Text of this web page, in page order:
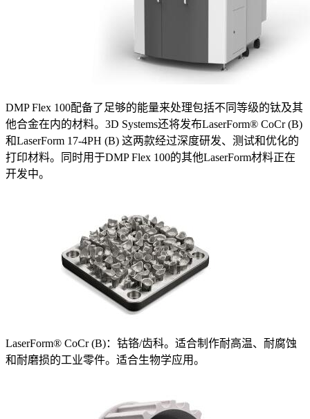
DMP Flex 100配备了足够的能量来处理包括不同等级的钛及其
他合金在内的材料。3D Systems还将发布LaserForm® CoCr (B)
和LaserForm 17-4PH (B) 这两款经过深度研发、测试和优化的
打印材料。同时用于DMP Flex 100的其他LaserForm材料正在
开发中。
LaserForm® CoCr (B)：钴铬/齿科。适合制作耐高温、耐腐蚀
和耐磨损的工业零件。适合生物学应用。